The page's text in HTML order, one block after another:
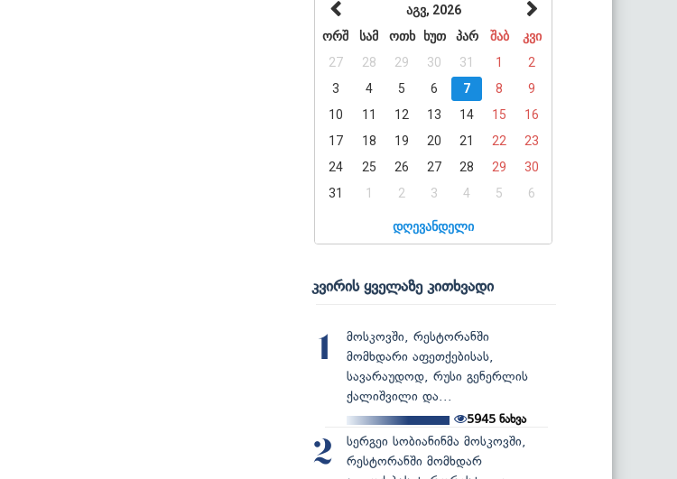
აგვ, 2026
ორშ
სამ ოთხ ხუთ პარ შაბ
კვი
27
28 29 30 31 1
2
3
4 5 6 7 8
9
10
11 12 13 14 15
16
17
18 19 20 21 22
23
24
25 26 27 28 29
30
31
1 2 3 4 5 6
დღევანდელი
კვირის ყველაზე კითხვადი
1
მოსკოვში, რესტორანში
მომხდარი აფეთქებისას,
სავარაუდოდ, რუსი გენერლის
ქალიშვილი და...
5945 ნახვა
2
სერგეი სობიანინმა მოსკოვში,
რესტორანში მომხდარ